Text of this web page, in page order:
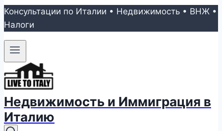
Консультации по Италии • Недвижимость • ВНЖ •
Налоги
Недвижимость и Иммиграция в
Италию